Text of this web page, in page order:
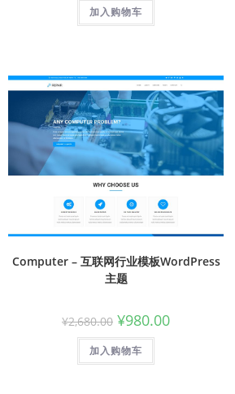
加入购物车
Computer – 互联网行业模板WordPress
主题
¥2,680.00 ¥980.00
加入购物车